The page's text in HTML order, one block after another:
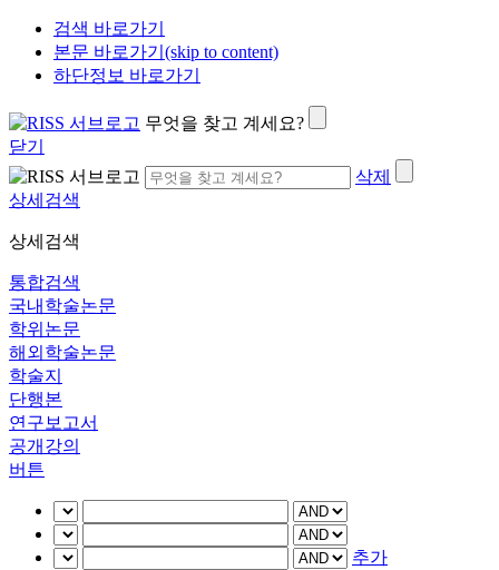
검색 바로가기
본문 바로가기(skip to content)
하단정보 바로가기
무엇을 찾고 계세요?
닫기
삭제
상세검색
상세검색
통합검색
국내학술논문
학위논문
해외학술논문
학술지
단행본
연구보고서
공개강의
버튼
추가